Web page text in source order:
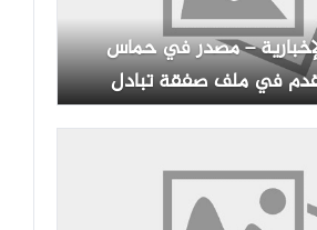
– مصدر في حماس
في ملف صفقة تبادل